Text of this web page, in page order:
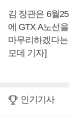
김 장관은 6월
에 GTX A노선
마무리하겠다
모데 기자]
인기기사